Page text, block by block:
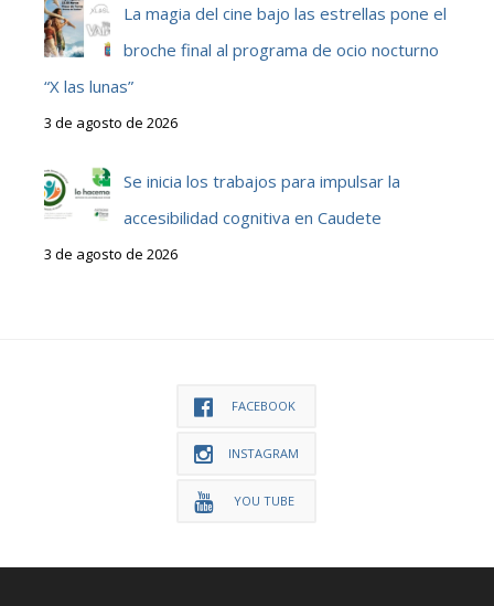
La magia del cine bajo las estrellas pone el
broche final al programa de ocio nocturno
“X las lunas”
3 de agosto de 2026
Se inicia los trabajos para impulsar la
accesibilidad cognitiva en Caudete
3 de agosto de 2026
FACEBOOK
INSTAGRAM
YOU TUBE